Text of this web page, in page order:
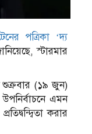
পত্রিকা ‘দ্য
স্টারমার
শুক্রবার (১৯ জুন)
এমন
করার